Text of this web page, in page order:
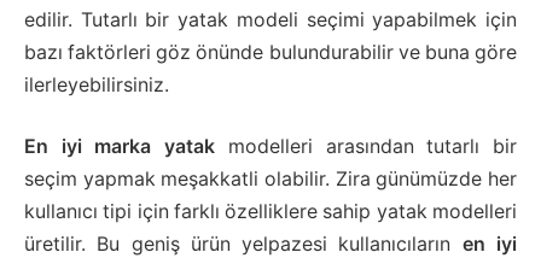
edilir. Tutarlı bir yatak modeli seçimi yapabilmek için
bazı faktörleri göz önünde bulundurabilir ve buna göre
ilerleyebilirsiniz.
En iyi marka yatak modelleri arasından tutarlı bir
seçim yapmak meşakkatli olabilir. Zira günümüzde her
kullanıcı tipi için farklı özelliklere sahip yatak modelleri
üretilir. Bu geniş ürün yelpazesi kullanıcıların en iyi